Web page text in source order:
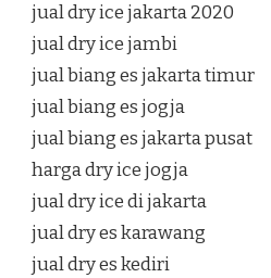
jual dry ice jakarta 2020
jual dry ice jambi
jual biang es jakarta timur
jual biang es jogja
jual biang es jakarta pusat
harga dry ice jogja
jual dry ice di jakarta
jual dry es karawang
jual dry es kediri